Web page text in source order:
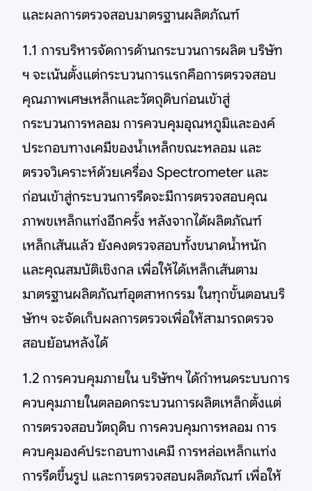
และผลการตรวจสอบมาตรฐานผลิตภัณฑ์
1.1 การบริหารจัดการด้านกระบวนการผลิต บริษัท
ฯ จะเน้นตั้งแต่กระบวนการแรกคือการตรวจสอบ
คุณภาพเศษเหล็กและวัตถุดิบก่อนเข้าสู่
กระบวนการหลอม การควบคุมอุณหภูมิและองค์
ประกอบทางเคมีของน้ำเหล็กขณะหลอม และ
ตรวจวิเคราะห์ด้วยเครื่อง Spectrometer และ
ก่อนเข้าสู่กระบวนการรีดจะมีการตรวจสอบคุณ
ภาพขเหล็กแท่งอีกครั้ง หลังจากได้ผลิตภัณฑ์
เหล็กเส้นแล้ว ยังคงตรวจสอบทั้งขนาดน้ำหนัก
และคุณสมบัติเชิงกล เพื่อให้ได้เหล็กเส้นตาม
มาตรฐานผลิตภัณฑ์อุตสาหกรรม ในทุกขั้นตอนบริ
ษัทฯ จะจัดเก็บผลการตรวจเพื่อให้สามารถตรวจ
สอบย้อนหลังได้
1.2 การควบคุมภายใน บริษัทฯ ได้กำหนดระบบการ
ควบคุมภายในตลอดกระบวนการผลิตเหล็กตั้งแต่
การตรวจสอบวัตถุดิบ การควบคุมการหลอม การ
ควบคุมองค์ประกอบทางเคมี การหล่อเหล็กแท่ง
การรีดขึ้นรูป และการตรวจสอบผลิตภัณฑ์ เพื่อให้